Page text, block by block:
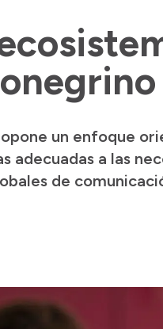
un enfoque
a las
de